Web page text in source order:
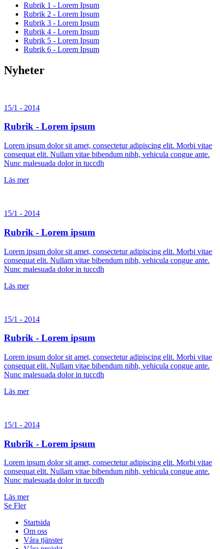
Rubrik 1 - Lorem Ipsum
Rubrik 2 - Lorem Ipsum
Rubrik 3 - Lorem Ipsum
Rubrik 4 - Lorem Ipsum
Rubrik 5 - Lorem Ipsum
Rubrik 6 - Lorem Ipsum
Nyheter
15/1 - 2014
Rubrik - Lorem ipsum
Lorem ipsum dolor sit amet, consectetur adipiscing elit. Morbi vitae
consequat elit. Nullam vitae bibendum nibh, vehicula congue ante.
Nunc malesuada dolor in tuccdh
Läs mer
15/1 - 2014
Rubrik - Lorem ipsum
Lorem ipsum dolor sit amet, consectetur adipiscing elit. Morbi vitae
consequat elit. Nullam vitae bibendum nibh, vehicula congue ante.
Nunc malesuada dolor in tuccdh
Läs mer
15/1 - 2014
Rubrik - Lorem ipsum
Lorem ipsum dolor sit amet, consectetur adipiscing elit. Morbi vitae
consequat elit. Nullam vitae bibendum nibh, vehicula congue ante.
Nunc malesuada dolor in tuccdh
Läs mer
15/1 - 2014
Rubrik - Lorem ipsum
Lorem ipsum dolor sit amet, consectetur adipiscing elit. Morbi vitae
consequat elit. Nullam vitae bibendum nibh, vehicula congue ante.
Nunc malesuada dolor in tuccdh
Läs mer
Se Fler
Startsida
Om oss
Våra tjänster